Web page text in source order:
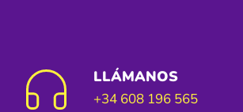
LLÁMANOS
+34 608 196 565